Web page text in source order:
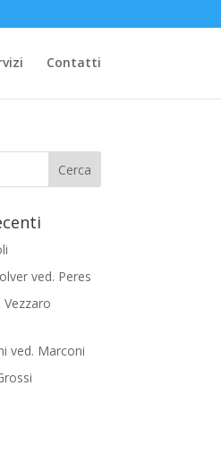
Contatti
ved. Peres
ved. Marconi